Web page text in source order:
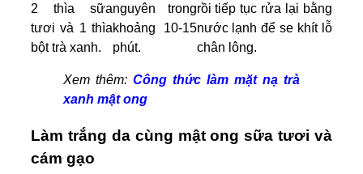
2 thìa sữa
tươi và 1 thìa
bột trà xanh.
nguyên trong
khoảng 10-15
phút.
rồi tiếp tục rửa lại bằng
nước lạnh để se khít lỗ
chân lông.
Xem thêm: Công thức làm mặt nạ trà
xanh mật ong
Làm trắng da cùng mật ong sữa tươi và
cám gạo